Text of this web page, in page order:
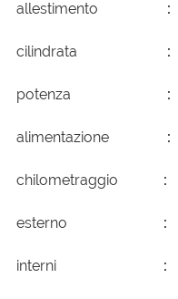
allestimento
cilindrata
potenza
alimentazione
chilometraggio
esterno
interni